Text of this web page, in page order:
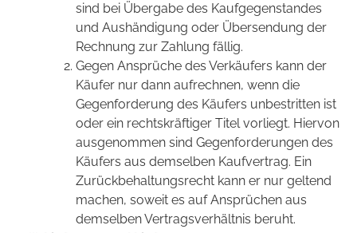
sind bei Übergabe des Kaufgegenstandes
und Aushändigung oder Übersendung der
Rechnung zur Zahlung fällig.
Gegen Ansprüche des Verkäufers kann der
Käufer nur dann aufrechnen, wenn die
Gegenforderung des Käufers unbestritten ist
oder ein rechtskräftiger Titel vorliegt. Hiervon
ausgenommen sind Gegenforderungen des
Käufers aus demselben Kaufvertrag. Ein
Zurückbehaltungsrecht kann er nur geltend
machen, soweit es auf Ansprüchen aus
demselben Vertragsverhältnis beruht.